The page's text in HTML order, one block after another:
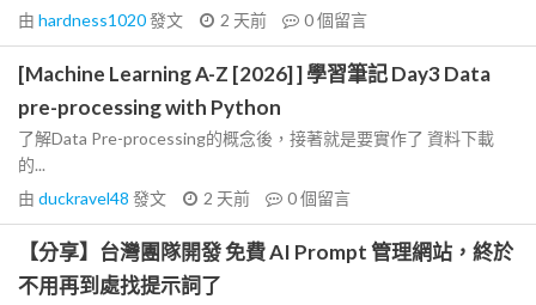
由 hardness1020發文 2 天前 0個留言
[Machine Learning A-Z [2026] ] 學習筆記 Day3 Data
pre-processing with Python
了解Data Pre-processing的概念後，接著就是要實作了 資料下載
的...
由 duckravel48 發文 2 天前 0個留言
【分享】台灣團隊開發 免費 AI Prompt 管理網站，終於
不用再到處找提示詞了